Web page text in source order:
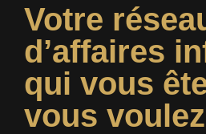
Votre
d’affaires
qui vous
vous